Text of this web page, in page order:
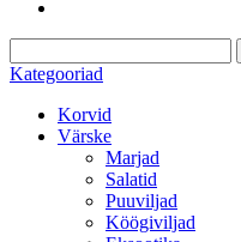
Kategooriad
Korvid
Värske
Marjad
Salatid
Puuviljad
Köögiviljad